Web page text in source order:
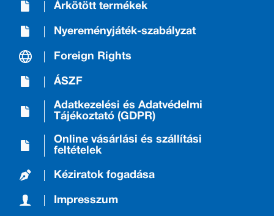
Árkötött termékek
Nyereményjáték-szabályzat
Foreign Rights
ÁSZF
Adatkezelési és Adatvédelmi
Tájékoztató (GDPR)
Online vásárlási és szállítási
feltételek
Kéziratok fogadása
Impresszum